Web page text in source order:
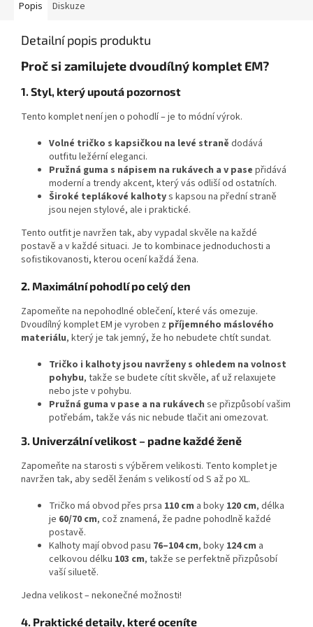
Popis Diskuze
Detailní popis produktu
Proč si zamilujete dvoudílný komplet EM?
1. Styl, který upoutá pozornost
Tento komplet není jen o pohodlí – je to módní výrok.
Volné tričko s kapsičkou na levé straně dodává
outfitu ležérní eleganci.
Pružná guma s nápisem na rukávech a v pase přidává
moderní a trendy akcent, který vás odliší od ostatních.
Široké teplákové kalhotys kapsou na přední straně
jsou nejen stylové, ale i praktické.
Tento outfit je navržen tak, aby vypadal skvěle na každé
postavě a v každé situaci. Je to kombinace jednoduchosti a
sofistikovanosti, kterou ocení každá žena.
2. Maximální pohodlí po celý den
Zapomeňte na nepohodlné oblečení, které vás omezuje.
Dvoudílný komplet EM je vyroben z příjemného máslového
materiálu, který je tak jemný, že ho nebudete chtít sundat.
Tričko i kalhoty jsou navrženy s ohledem na volnost
pohybu, takže se budete cítit skvěle, ať už relaxujete
nebo jste v pohybu.
Pružná guma v pase a na rukávech se přizpůsobí vašim
potřebám, takže vás nic nebude tlačit ani omezovat.
3. Univerzální velikost – padne každé ženě
Zapomeňte na starosti s výběrem velikosti. Tento komplet je
navržen tak, aby seděl ženám s velikostí od S až po XL.
Tričko má obvod přes prsa 110 cm a boky 120 cm, délka
je 60/70 cm, což znamená, že padne pohodlně každé
postavě.
Kalhoty mají obvod pasu 76–104 cm, boky 124 cm a
celkovou délku 103 cm, takže se perfektně přizpůsobí
vaší siluetě.
Jedna velikost – nekonečné možnosti!
4. Praktické detaily, které oceníte